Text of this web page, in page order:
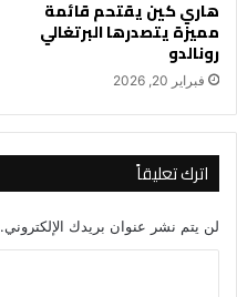
هاري كين يقتحم قائمة
مميزة يتصدرها البرتغالي
رونالدو
فبراير 20, 2026
اترك تعليقاً
لن يتم نشر عنوان بريدك الإلكتروني.